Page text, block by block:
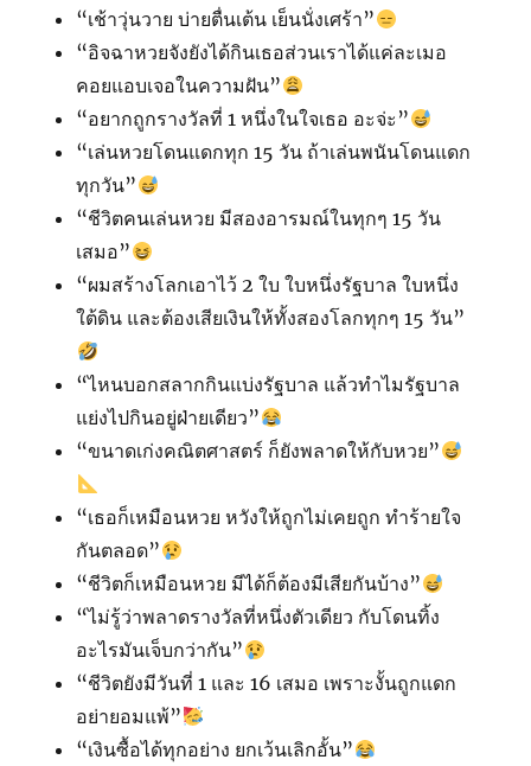
“เช้าวุ่นวาย บ่ายตื่นเต้น เย็นนั่งเศร้า”
“อิจฉาหวยจังยังได้กินเธอส่วนเราได้แค่ละเมอ
คอยแอบเจอในความฝัน”
“อยากถูกรางวัลที่ 1 หนึ่งในใจเธอ อะจ่ะ”
“เล่นหวยโดนแดกทุก 15 วัน ถ้าเล่นพนันโดนแดก
ทุกวัน”
“ชีวิตคนเล่นหวย มีสองอารมณ์ในทุกๆ 15 วัน
เสมอ”
“ผมสร้างโลกเอาไว้ 2 ใบ ใบหนึ่งรัฐบาล ใบหนึ่ง
ใต้ดิน และต้องเสียเงินให้ทั้งสองโลกทุกๆ 15 วัน”
“ไหนบอกสลากกินแบ่งรัฐบาล แล้วทำไมรัฐบาล
แย่งไปกินอยู่ฝ่ายเดียว”
“ขนาดเก่งคณิตศาสตร์ ก็ยังพลาดให้กับหวย”
“เธอก็เหมือนหวย หวังให้ถูกไม่เคยถูก ทำร้ายใจ
กันตลอด”
“ชีวิตก็เหมือนหวย มีได้ก็ต้องมีเสียกันบ้าง”
“ไม่รู้ว่าพลาดรางวัลที่หนึ่งตัวเดียว กับโดนทิ้ง
อะไรมันเจ็บกว่ากัน”
“ชีวิตยังมีวันที่ 1 และ 16 เสมอ เพราะงั้นถูกแดก
อย่ายอมแพ้”
“เงินซื้อได้ทุกอย่าง ยกเว้นเลิกอั้น”